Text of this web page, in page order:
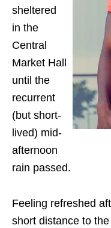
sheltered
in the
Central
Market Hall
until the
recurrent
(but short-
lived) mid-
afternoon
rain passed.
Feeling refreshed
short distance to